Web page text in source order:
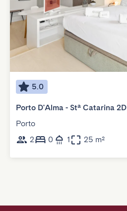
5.0
Porto D'Alma - Stª Catarina 2D
Porto
2
0 1 25 m²